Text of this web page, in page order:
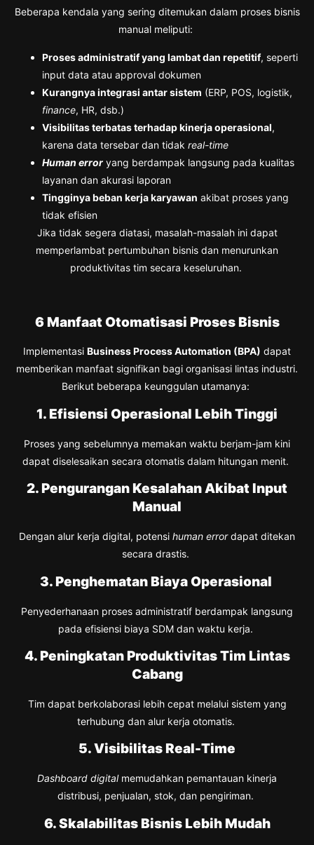
Beberapa kendala yang sering ditemukan dalam proses bisnis
manual meliputi:
Proses administratif yang lambat dan repetitif, seperti
input data atau approval dokumen
Kurangnya integrasi antar sistem (ERP, POS, logistik,
finance, HR, dsb.)
Visibilitas terbatas terhadap kinerja operasional,
karena data tersebar dan tidak real-time
Human error yang berdampak langsung pada kualitas
layanan dan akurasi laporan
Tingginya beban kerja karyawan akibat proses yang
tidak efisien
Jika tidak segera diatasi, masalah-masalah ini dapat
memperlambat pertumbuhan bisnis dan menurunkan
produktivitas tim secara keseluruhan.
6 Manfaat Otomatisasi Proses Bisnis
Implementasi Business Process Automation (BPA) dapat
memberikan manfaat signifikan bagi organisasi lintas industri.
Berikut beberapa keunggulan utamanya:
1. Efisiensi Operasional Lebih Tinggi
Proses yang sebelumnya memakan waktu berjam-jam kini
dapat diselesaikan secara otomatis dalam hitungan menit.
2. Pengurangan Kesalahan Akibat Input
Manual
Dengan alur kerja digital, potensi human errordapat ditekan
secara drastis.
3. Penghematan Biaya Operasional
Penyederhanaan proses administratif berdampak langsung
pada efisiensi biaya SDM dan waktu kerja.
4. Peningkatan Produktivitas Tim Lintas
Cabang
Tim dapat berkolaborasi lebih cepat melalui sistem yang
terhubung dan alur kerja otomatis.
5. Visibilitas Real-Time
Dashboard digitalmemudahkan pemantauan kinerja
distribusi, penjualan, stok, dan pengiriman.
6. Skalabilitas Bisnis Lebih Mudah